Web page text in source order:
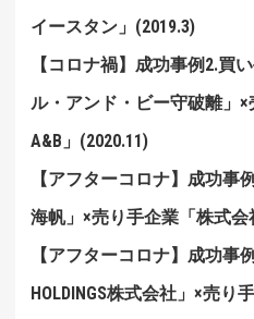
イースタン」(2019.3)
【コロナ禍】成功事例2.買
ル・アンド・ビー守破離」
A&B」(2020.11)
【アフターコロナ】成功事
海帆」×売り手企業「株式会
【アフターコロナ】成功事
HOLDINGS株式会社」×売り